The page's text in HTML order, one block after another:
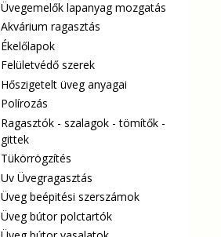
Üvegemelők lapanyag mozgatás
Akvárium ragasztás
Ékelőlapok
Felületvédő szerek
Hőszigetelt üveg anyagai
Polírozás
Ragasztók - szalagok - tömítők -
gittek
Tükörrögzítés
Uv Üvegragasztás
Üveg beépitési szerszámok
Üveg bútor polctartók